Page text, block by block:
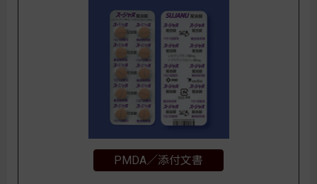
PMDA／添付文書